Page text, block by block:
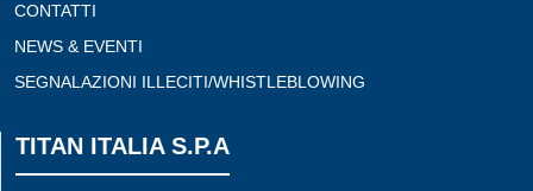
CONTATTI
NEWS & EVENTI
SEGNALAZIONI ILLECITI/WHISTLEBLOWING
TITAN ITALIA S.P.A